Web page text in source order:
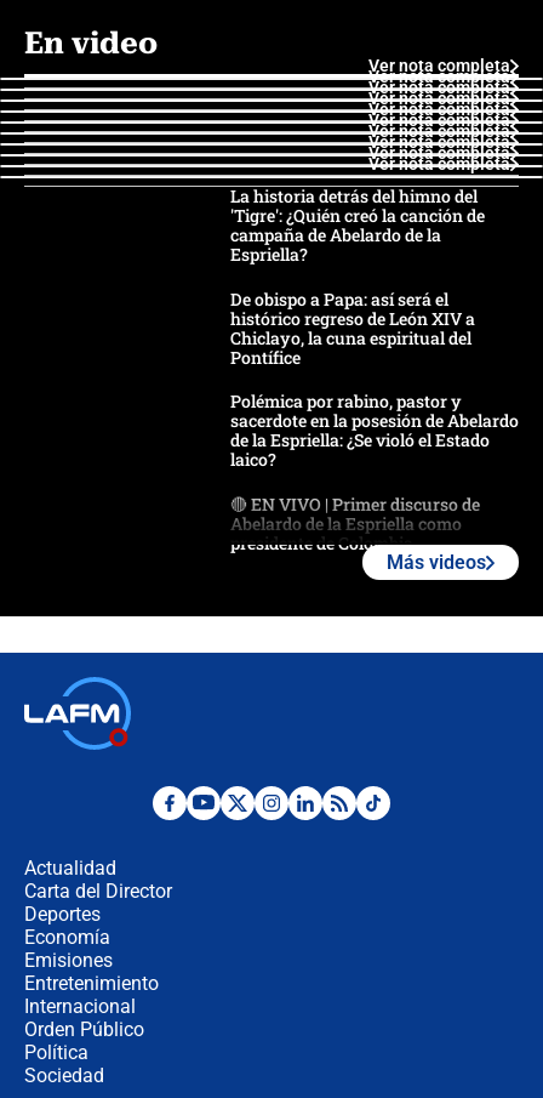
En video
Ver nota completa
Ver nota completa
Ver nota completa
Ver nota completa
Ver nota completa
Ver nota completa
Ver nota completa
Ver nota completa
Ver nota completa
Ver nota completa
La historia detrás del himno del
'Tigre': ¿Quién creó la canción de
campaña de Abelardo de la
Espriella?
De obispo a Papa: así será el
histórico regreso de León XIV a
Chiclayo, la cuna espiritual del
Pontífice
Polémica por rabino, pastor y
sacerdote en la posesión de Abelardo
de la Espriella: ¿Se violó el Estado
laico?
🔴 EN VIVO | Primer discurso de
Abelardo de la Espriella como
presidente de Colombia
Desde dermatitis hasta infecciones:
Más videos
Actualidad
Carta del Director
Deportes
Economía
Emisiones
Entretenimiento
Internacional
Orden Público
Política
Sociedad